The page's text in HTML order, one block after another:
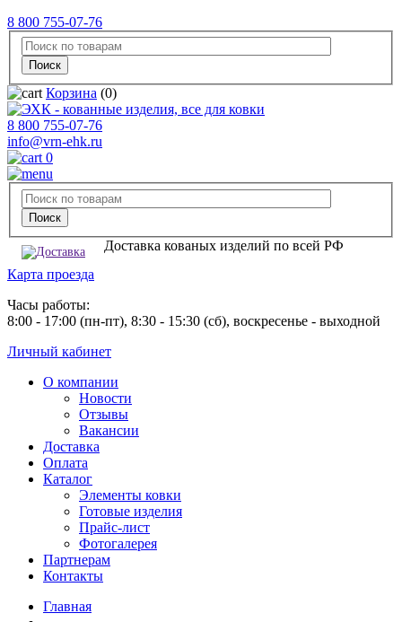
8 800 755-07-76
Корзина (0)
8 800 755-07-76
info@vrn-ehk.ru
0
Доставка кованых изделий по всей РФ
Карта проезда
Часы работы:
8:00 - 17:00 (пн-пт), 8:30 - 15:30 (сб), воскресенье - выходной
Личный кабинет
О компании
Новости
Отзывы
Вакансии
Доставка
Оплата
Каталог
Элементы ковки
Готовые изделия
Прайс-лист
Фотогалерея
Партнерам
Контакты
Главная